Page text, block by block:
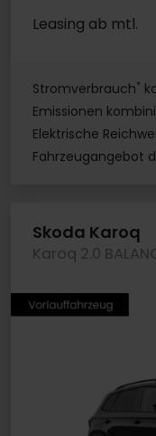
Leasing ab mtl.
Stromverbrauch*
Emissionen
Elektrische
Fahrzeugangebot
Skoda Karoq